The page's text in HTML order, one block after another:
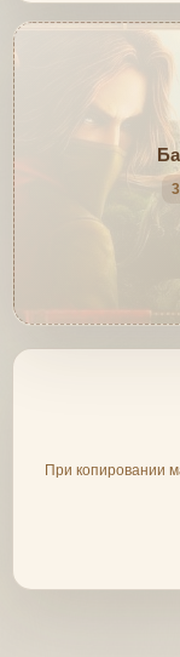
При копировании